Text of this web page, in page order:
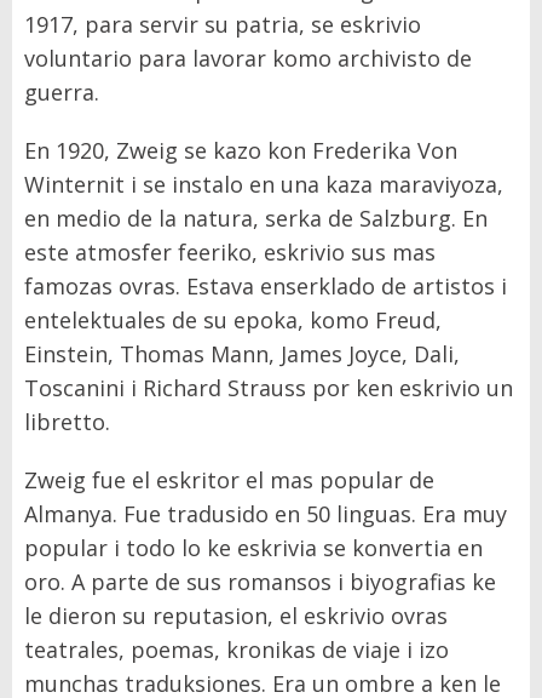
1917, para servir su patria, se eskrivio
voluntario para lavorar komo archivisto de
guerra.
En 1920, Zweig se kazo kon Frederika Von
Winternit i se instalo en una kaza maraviyoza,
en medio de la natura, serka de Salzburg. En
este atmosfer feeriko, eskrivio sus mas
famozas ovras. Estava enserklado de artistos i
entelektuales de su epoka, komo Freud,
Einstein, Thomas Mann, James Joyce, Dali,
Toscanini i Richard Strauss por ken eskrivio un
libretto.
Zweig fue el eskritor el mas popular de
Almanya. Fue tradusido en 50 linguas. Era muy
popular i todo lo ke eskrivia se konvertia en
oro. A parte de sus romansos i biyografias ke
le dieron su reputasion, el eskrivio ovras
teatrales, poemas, kronikas de viaje i izo
munchas traduksiones. Era un ombre a ken le